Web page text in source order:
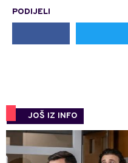
PODIJELI
JOŠ IZ INFO